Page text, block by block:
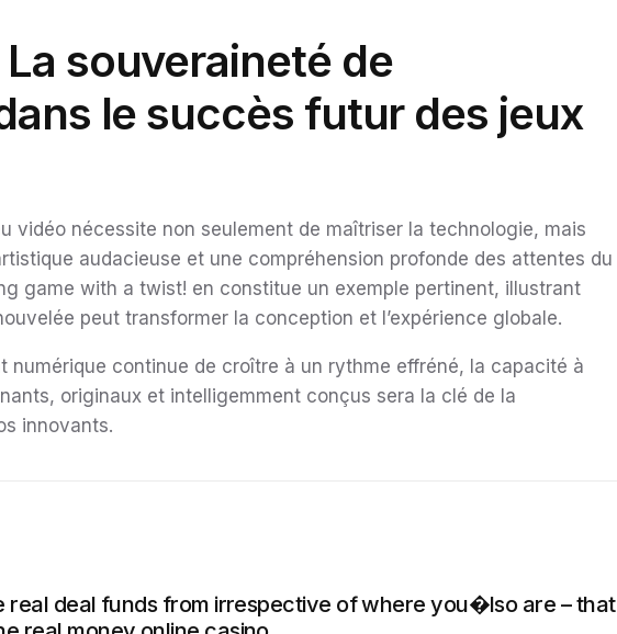
souveraineté de
le succès futur des jeux
vidéo nécessite non seulement de maîtriser la technologie, mais
audacieuse et une compréhension profonde des attentes du
game with a twist! en constitue un exemple pertinent, illustrant
peut transformer la conception et l’expérience globale.
numérique continue de croître à un rythme effréné, la capacité à
originaux et intelligemment conçus sera la clé de la
innovants.
real deal funds from irrespective of where you�lso are – that